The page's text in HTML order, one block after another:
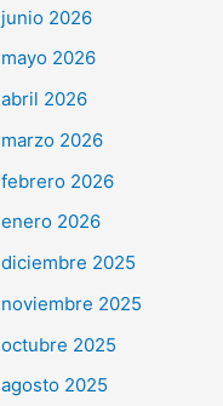
junio 2026
mayo 2026
abril 2026
marzo 2026
febrero 2026
enero 2026
diciembre 2025
noviembre 2025
octubre 2025
agosto 2025